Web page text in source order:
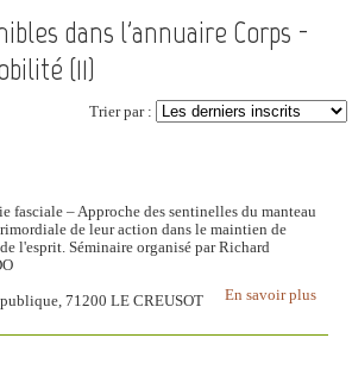
dans l'annuaire Corps -
(11)
Trier par :
fasciale – Approche des sentinelles du manteau
de leur action dans le maintien de
l'esprit. Séminaire organisé par Richard
En savoir plus
71200 LE CREUSOT